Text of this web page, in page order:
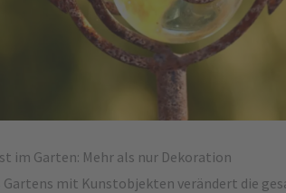
im Garten: Mehr als nur Dekoration
Gartens mit Kunstobjekten verändert die